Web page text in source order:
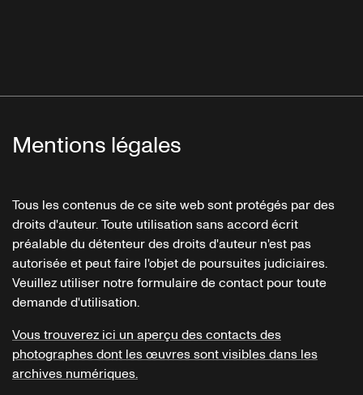
Mentions légales
Tous les contenus de ce site web sont protégés par des
droits d'auteur. Toute utilisation sans accord écrit
préalable du détenteur des droits d'auteur n'est pas
autorisée et peut faire l'objet de poursuites judiciaires.
Veuillez utiliser notre formulaire de contact pour toute
demande d'utilisation.
Vous trouverez ici un aperçu des contacts des
photographes dont les œuvres sont visibles dans les
archives numériques.